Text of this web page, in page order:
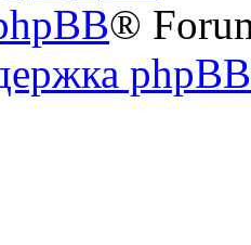
®
phpBB